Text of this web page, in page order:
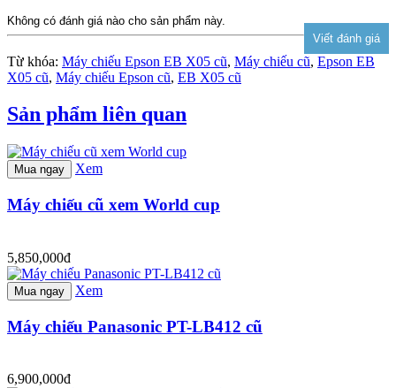
Không có đánh giá nào cho sản phẩm này.
Từ khóa: Máy chiếu Epson EB X05 cũ, Máy chiếu cũ, Epson EB
X05 cũ, Máy chiếu Epson cũ, EB X05 cũ
Sản phẩm liên quan
Mua ngay Xem
Máy chiếu cũ xem World cup
5,850,000đ
Mua ngay Xem
Máy chiếu Panasonic PT-LB412 cũ
6,900,000đ